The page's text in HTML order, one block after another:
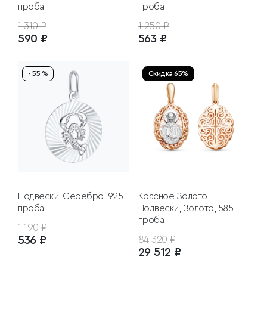
проба
1 310 ₽
590 ₽
проба
1 250 ₽
563 ₽
- 55 %
Подвески, Серебро, 925
проба
1 190 ₽
536 ₽
Скидка 65%
Красное Золото
Подвески, Золото, 585
проба
84 320 ₽
29 512 ₽